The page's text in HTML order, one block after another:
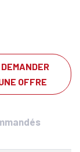
DEMANDER
OFFRE